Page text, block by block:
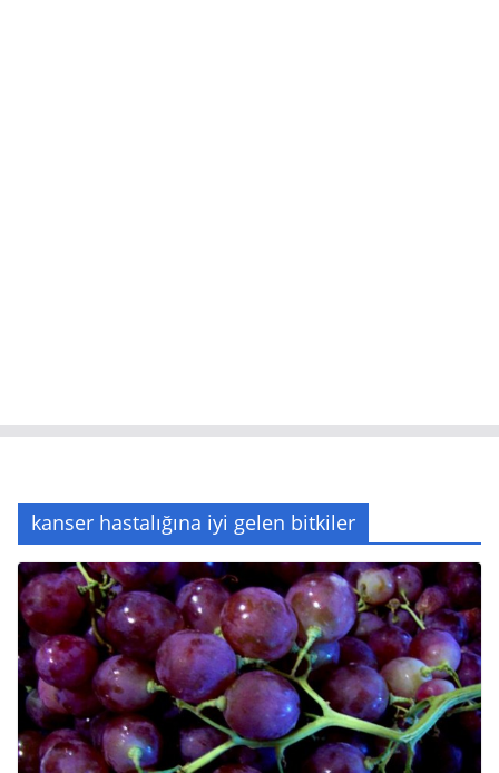
kanser hastalığına iyi gelen bitkiler